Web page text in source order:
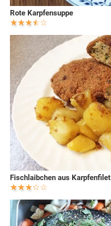
Rote Karpfensuppe
Fischlaibchen aus Karpfenfilet